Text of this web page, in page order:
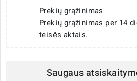
Prekių grąžinimas
Prekių grąžinimas per 14
teisės aktais.
Saugaus